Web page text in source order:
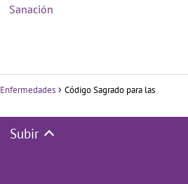
Sanación
Enfermedades
Código Sagrado para las
Subir